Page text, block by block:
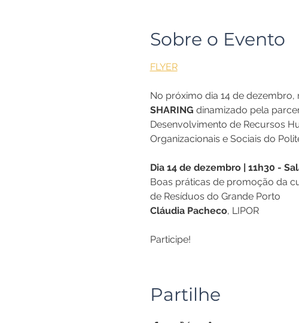
Sobre o Evento
FLYER
No próximo dia 14 de
SHARING dinamizado pela
Desenvolvimento de Recursos
Organizacionais e Sociais do
Dia 14 de dezembro | 11h30 -
Boas práticas de promoção da
de Resíduos do Grande Porto
Cláudia Pacheco, LIPOR
Participe!
Partilhe